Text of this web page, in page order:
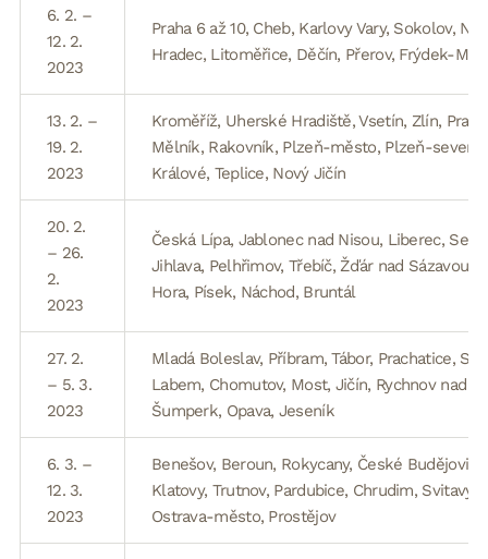
6. 2. –
12. 2.
2023
Praha 6 až 10, Cheb, Karlovy Vary, Sokolov,
Hradec, Litoměřice, Děčín, Přerov, Frýdek-
13. 2. –
19. 2.
2023
Kroměříž, Uherské Hradiště, Vsetín, Zlín,
Mělník, Rakovník, Plzeň-město, Plzeň-sever,
Králové, Teplice, Nový Jičín
20. 2.
– 26.
2.
2023
Česká Lípa, Jablonec nad Nisou, Liberec,
Jihlava, Pelhřimov, Třebíč, Žďár nad Sázavou,
Hora, Písek, Náchod, Bruntál
27. 2.
– 5. 3.
2023
Mladá Boleslav, Příbram, Tábor, Prachatice,
Labem, Chomutov, Most, Jičín, Rychnov nad
Šumperk, Opava, Jeseník
6. 3. –
12. 3.
2023
Benešov, Beroun, Rokycany, České
Klatovy, Trutnov, Pardubice, Chrudim, Svitavy,
Ostrava-město, Prostějov